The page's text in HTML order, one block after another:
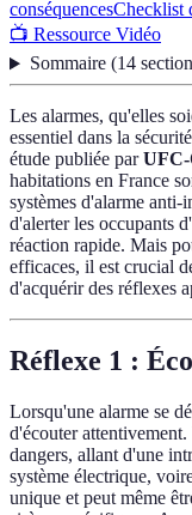
conséquencesChecklist
📺 Ressource Vidéo
Sommaire(14
Les alarmes, qu'elles
essentiel dans la
étude publiée par
habitations en France
systèmes d'alarme
d'alerter les occupants
réaction rapide. Mais
efficaces, il est crucial
d'acquérir des réflexes
Réflexe 1 :
Lorsqu'une alarme se
d'écouter
dangers, allant d'une
système électrique,
unique et peut même